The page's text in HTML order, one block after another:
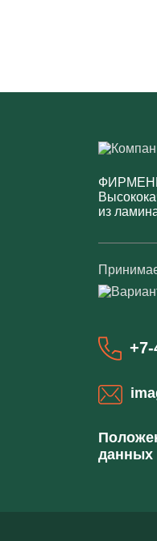
из
+7-
данных